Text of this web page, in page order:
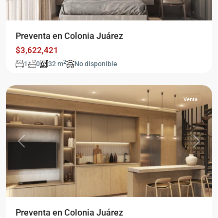
Preventa en Colonia Juárez
$3,622,421
1 0 32 m2 No disponible
Ciudad
de
Previous Next
Venta
Preventa en Colonia Juárez